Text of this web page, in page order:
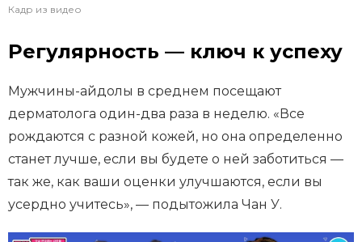
Кадр из видео
Регулярность — ключ к успеху
Мужчины-айдолы в среднем посещают
дерматолога один-два раза в неделю. «Все
рождаются с разной кожей, но она определенно
станет лучше, если вы будете о ней заботиться —
так же, как ваши оценки улучшаются, если вы
усердно учитесь», — подытожила Чан У.